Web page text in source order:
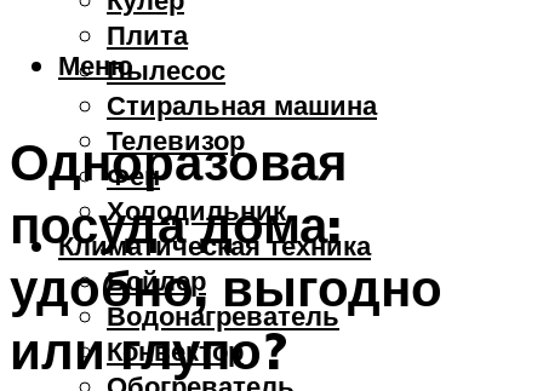
Плита
Пылесос
Стиральная машина
Телевизор
Фен
Холодильник
Климатическая техника
Бойлер
Водонагреватель
Конвектор
Меню
Одноразовая
посуда дома:
удобно, выгодно
или глупо?